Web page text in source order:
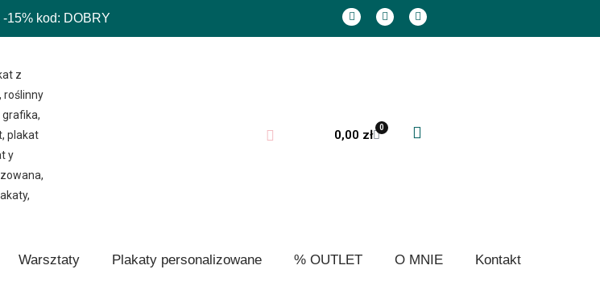
-15% kod: DOBRY
0,00 zł
0
Warsztaty Plakaty personalizowane % OUTLET O MNIE Kontakt